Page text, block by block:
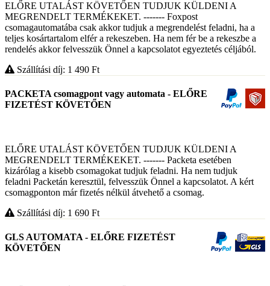
ELŐRE UTALÁST KÖVETŐEN TUDJUK KÜLDENI A
MEGRENDELT TERMÉKEKET. ------- Foxpost
csomagautomatába csak akkor tudjuk a megrendelést feladni, ha a
teljes kosártartalom elfér a rekeszeben. Ha nem fér be a rekeszbe a
rendelés akkor felvesszük Önnel a kapcsolatot egyeztetés céljából.
Szállítási díj: 1 490 Ft
PACKETA csomagpont vagy automata - ELŐRE
FIZETÉST KÖVETŐEN
ELŐRE UTALÁST KÖVETŐEN TUDJUK KÜLDENI A
MEGRENDELT TERMÉKEKET. ------- Packeta esetében
kizárólag a kisebb csomagokat tudjuk feladni. Ha nem tudjuk
feladni Packetán keresztül, felvesszük Önnel a kapcsolatot. A kért
csomagponton már fizetés nélkül átvehető a csomag.
Szállítási díj: 1 690 Ft
GLS AUTOMATA - ELŐRE FIZETÉST
KÖVETŐEN